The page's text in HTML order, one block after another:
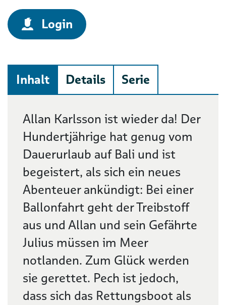
Login
Inhalt Details Serie
Beschreibung
Allan Karlsson ist wieder da! Der
Hundertjährige hat genug vom
Dauerurlaub auf Bali und ist
begeistert, als sich ein neues
Abenteuer ankündigt: Bei einer
Ballonfahrt geht der Treibstoff
aus und Allan und sein Gefährte
Julius müssen im Meer
notlanden. Zum Glück werden
sie gerettet. Pech ist jedoch,
dass sich das Rettungsboot als